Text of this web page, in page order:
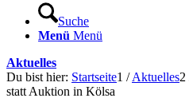
Suche
Menü Menü
Aktuelles
Du bist hier: Startseite1 / Aktuelles2
statt Auktion in Kölsa